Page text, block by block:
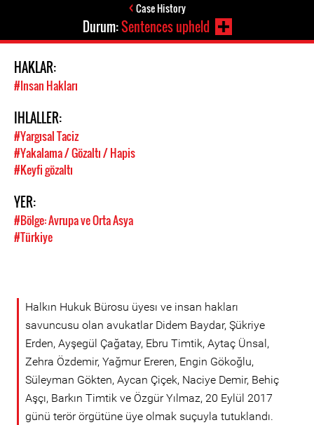
Case History
Durum:Sentences upheld
HAKLAR:
#Insan Hakları
IHLALLER:
#Yargısal Taciz
#Yakalama / Gözaltı / Hapis
#Keyfi gözaltı
YER:
#Bölge: Avrupa ve Orta Asya
#Türkiye
Halkın Hukuk Bürosu üyesı ve insan hakları
savuncusu olan avukatlar Didem Baydar, Şükriye
Erden, Ayşegül Çağatay, Ebru Timtik, Aytaç Ünsal,
Zehra Özdemir, Yağmur Ereren, Engin Gökoğlu,
Süleyman Gökten, Aycan Çiçek, Naciye Demir, Behiç
Aşçı, Barkın Timtik ve Özgür Yılmaz, 20 Eylül 2017
günü terör örgütüne üye olmak suçuyla tutuklandı.